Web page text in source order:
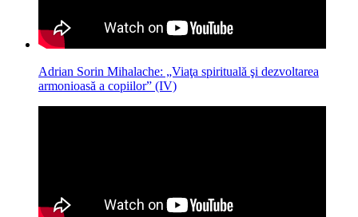
Adrian Sorin Mihalache: „Viaţa spirituală şi dezvoltarea
armonioasă a copiilor” (IV)